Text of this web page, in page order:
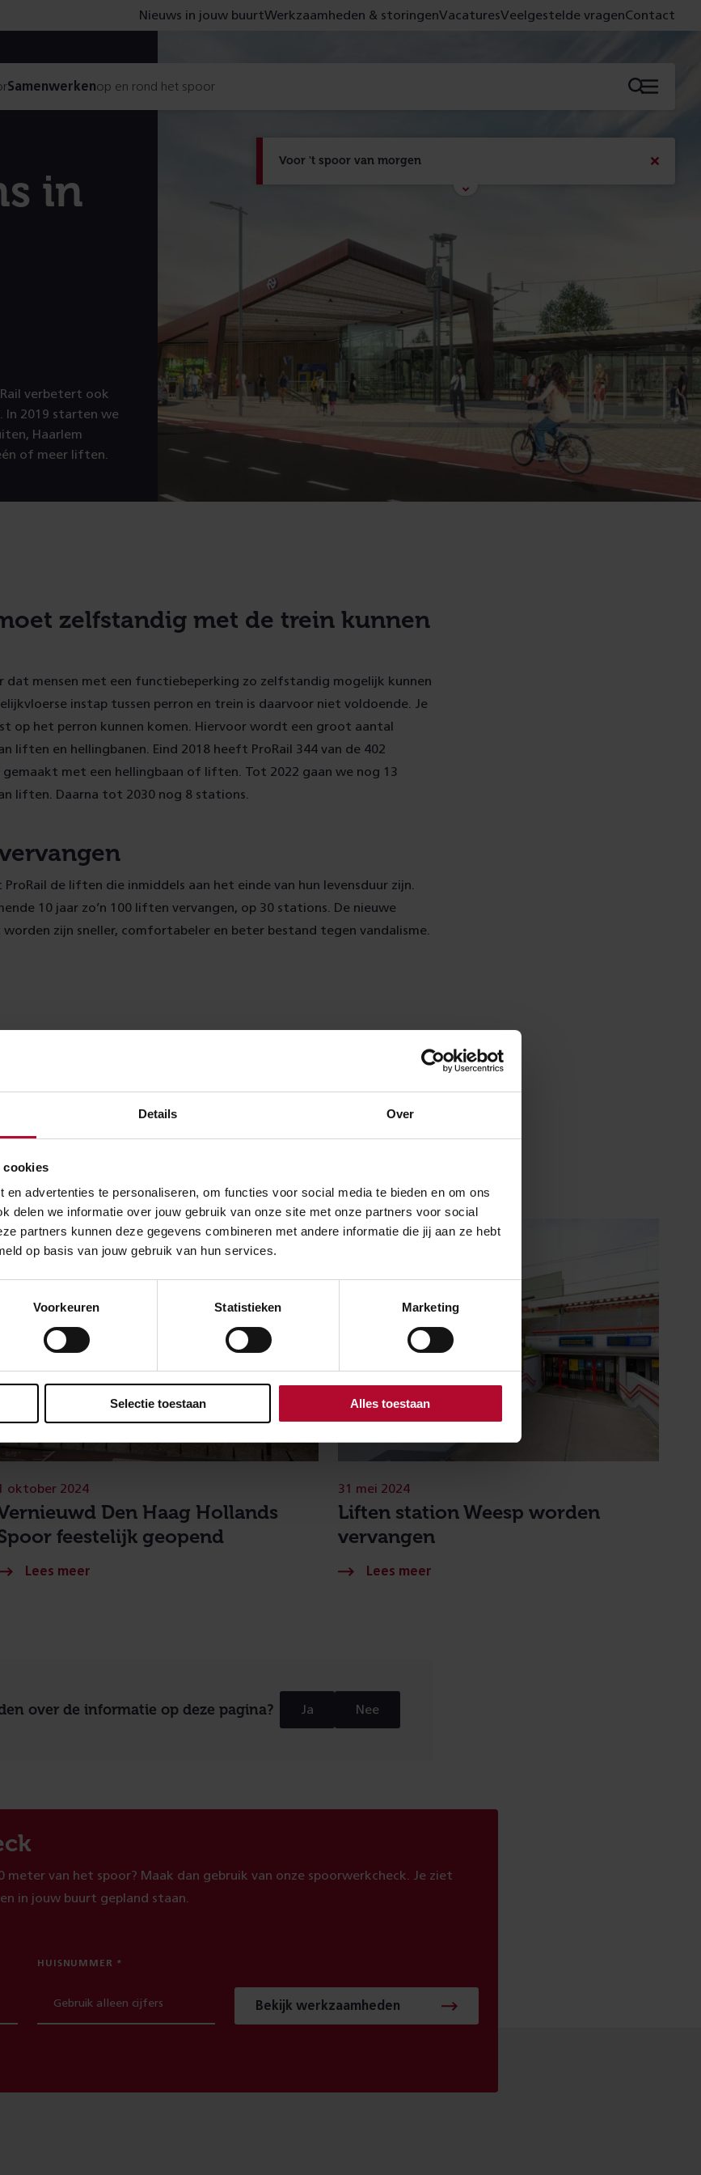
Details Over
cookies
en advertenties te personaliseren, om functies voor social media te bieden en om ons
delen we informatie over jouw gebruik van onze site met onze partners voor social
partners kunnen deze gegevens combineren met andere informatie die jij aan ze hebt
op basis van jouw gebruik van hun services.
Voorkeuren Statistieken Marketing
Selectie toestaan Alles toestaan
Voor 't spoor van morgen
Met de campagne 'Voor 't spoor naar morgen' laten
figuurlijk gezien - morgen oplevert.
Lees meer
Nieuws in jouw buurtWerkzaamheden & storingenVacaturesVeelgestelde vragenContact
Samenwerkenop en rond het spoor Menu
in
verbetert ook
In 2019 starten we
Haarlem
of meer liften.
zelfstandig met de trein kunnen
dat mensen met een functiebeperking zo zelfstandig mogelijk kunnen
instap tussen perron en trein is daarvoor niet voldoende. Je
op het perron kunnen komen. Hiervoor wordt een groot aantal
liften en hellingbanen. Eind 2018 heeft ProRail 344 van de 402
met een hellingbaan of liften. Tot 2022 gaan we nog 13
liften. Daarna tot 2030 nog 8 stations.
de liften die inmiddels aan het einde van hun levensduur zijn.
10 jaar zo’n 100 liften vervangen, op 30 stations. De nieuwe
zijn sneller, comfortabeler en beter bestand tegen vandalisme.
Meer nieuws
Den Haag Hollands
feestelijk geopend
oktober 2024
Liften station Weesp worden
vervangen
31 mei 2024
over de informatie op deze pagina? Ja Nee
meter van het spoor? Maak dan gebruik van onze spoorwerkcheck. Je ziet
in jouw buurt gepland staan.
HUISNUMMER
Bekijk werkzaamheden